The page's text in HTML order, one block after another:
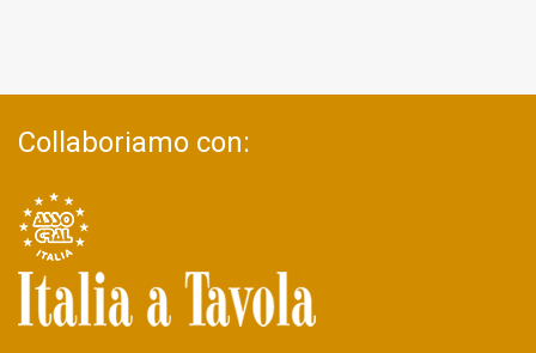
Collaboriamo con: